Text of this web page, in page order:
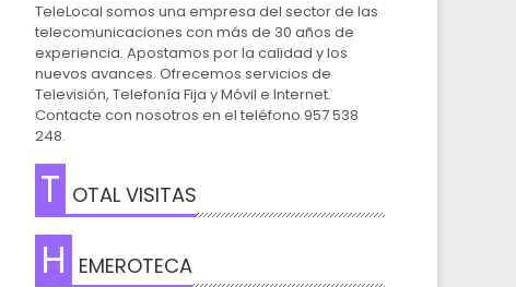
TeleLocal somos una empresa del sector de las
telecomunicaciones con más de 30 años de
experiencia. Apostamos por la calidad y los
nuevos avances. Ofrecemos servicios de
Televisión, Telefonía Fija y Móvil e Internet.
Contacte con nosotros en el teléfono 957 538
248.
T OTAL VISITAS
H EMEROTECA